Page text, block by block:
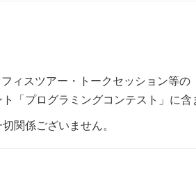
ィスツアー・トークセッション等の
「プログラミングコンテスト」に含
関係ございません。